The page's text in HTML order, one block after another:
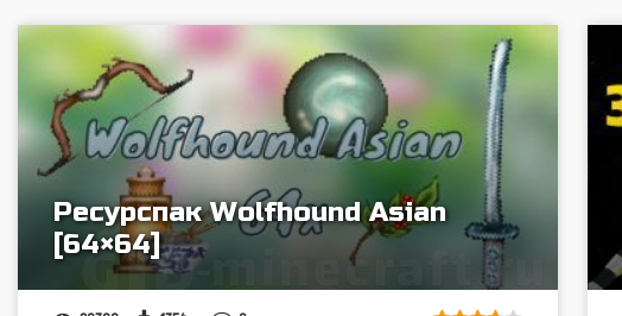
Ресурспак Wolfhound Asian
[64×64]